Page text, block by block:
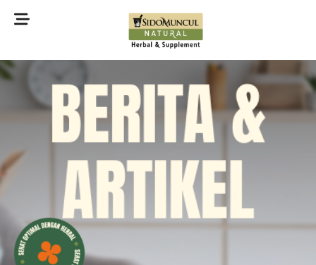
©2022 Sidomuncul Natural All right reserved